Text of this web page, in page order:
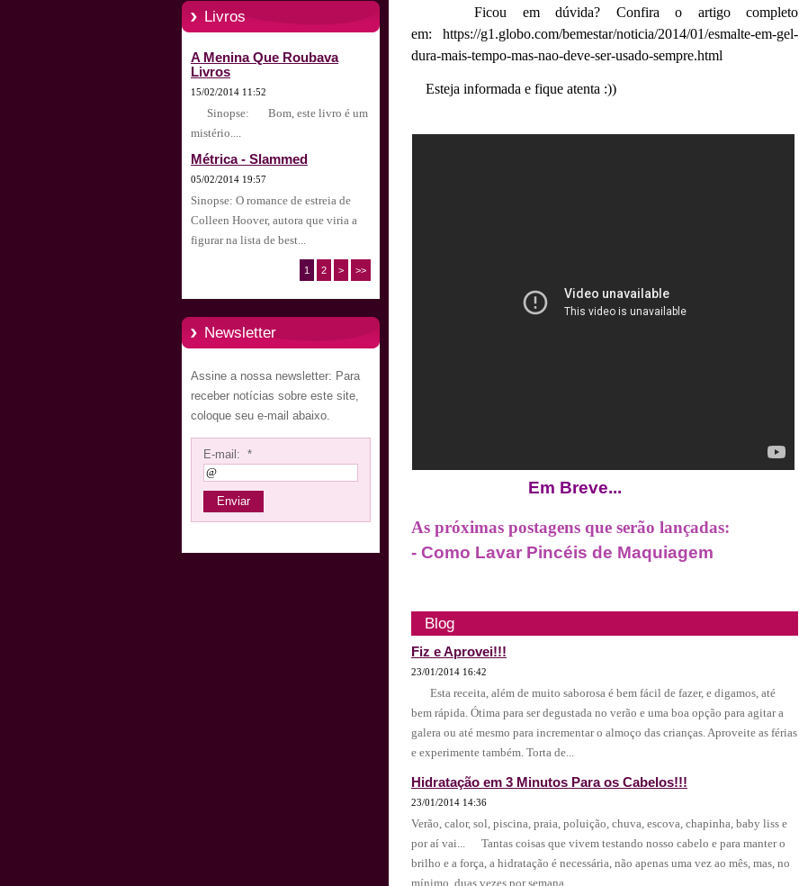
Livros
A Menina Que Roubava
Livros
15/02/2014 11:52
Sinopse: Bom, este livro é um
mistério....
Métrica - Slammed
05/02/2014 19:57
Sinopse: O romance de estreia de
Colleen Hoover, autora que viria a
figurar na lista de best...
1 2 > >>
Newsletter
Assine a nossa newsletter: Para
receber notícias sobre este site,
coloque seu e-mail abaixo.
E-mail: *
Ficou em dúvida? Confira o artigo completo
em: https://g1.globo.com/bemestar/noticia/2014/01/esmalte-em-gel-
dura-mais-tempo-mas-nao-deve-ser-usado-sempre.html
Esteja informada e fique atenta :))
Em Breve...
As próximas postagens que serão lançadas:
- Como Lavar Pincéis de Maquiagem
Blog
Fiz e Aprovei!!!
23/01/2014 16:42
Esta receita, além de muito saborosa é bem fácil de fazer, e digamos, até
bem rápida. Ótima para ser degustada no verão e uma boa opção para agitar a
galera ou até mesmo para incrementar o almoço das crianças. Aproveite as férias
e experimente também. Torta de...
Hidratação em 3 Minutos Para os Cabelos!!!
23/01/2014 14:36
Verão, calor, sol, piscina, praia, poluição, chuva, escova, chapinha, baby liss e
por aí vai... Tantas coisas que vivem testando nosso cabelo e para manter o
brilho e a força, a hidratação é necessária, não apenas uma vez ao mês, mas, no
mínimo, duas vezes por semana....